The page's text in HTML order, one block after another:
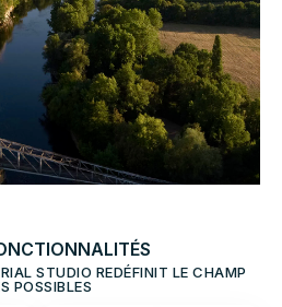
STUDIO REDÉFINIT LE CHAMP
POSSIBLES